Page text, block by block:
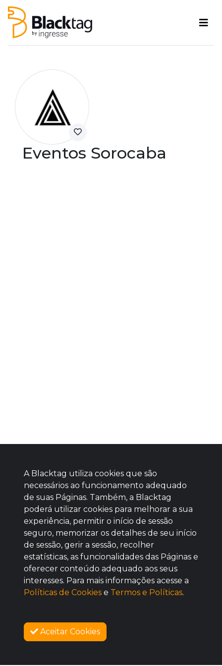
Eventos Sorocaba
Baixe agora nosso app
SOBRE NÓS
A Blacktag utiliza cookies que são
necessários ao funcionamento adequado
de suas Páginas. Também, a Blacktag
poderá utilizar cookies para melhorar a sua
experiência, permitir o início de sessão
seguro, memorizar os detalhes de seu início
de sessão, gerir a sessão, recolher
estatísticas, as funcionalidades das Páginas e
oferecer conteúdo adequado aos seus
interesses. Para mais informações acesse a
Políticas de Cookies e Termos e Políticas.
Aceitar Cookies